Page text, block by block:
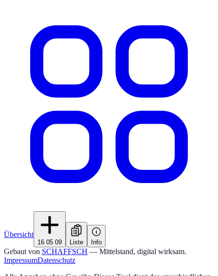
Übersicht
16 05 09 Liste Info
Gebaut von SCHAFFSCH — Mittelstand, digital wirksam.
ImpressumDatenschutz